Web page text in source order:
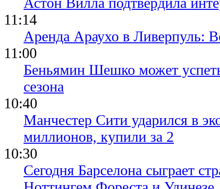
11:14
Аренда Араухо в Ливерпуль:
11:00
Беньямин Шешко может
сезона
10:40
Манчестер Сити ударился в
миллионов, купили за 2
10:30
Сегодня Барселона сыграет